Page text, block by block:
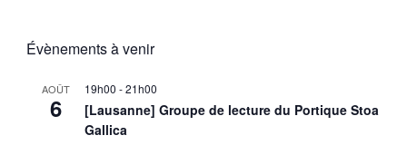
Évènements à venir
AOÛT
6
19h00 -21h00
[Lausanne] Groupe de lecture du Portique Stoa
Gallica